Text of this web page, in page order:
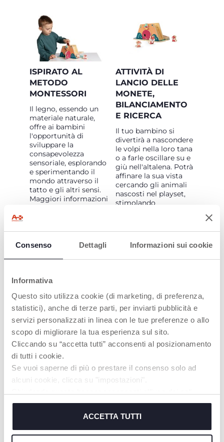
Consenso Dettagli Informazioni sui cookie
Informativa
Questo sito utilizza cookie (di marketing, di preferenza,
statistici), anche di terze parti, per inviarti pubblicità e
servizi personalizzati in linea con le tue preferenze o allo
scopo di migliorare la tua esperienza sul sito.
Cliccando su “accetta tutti” acconsenti al posizionamento
di tutti i cookie.
Se vuoi saperne di più o prestare il consenso solo ad
alcuni cookie, clicca su "impostazioni".
cookie tecnici, indispensabili per fruire del servizio
ACCETTA TUTTI
ISPIRATO AL
METODO
MONTESSORI
Il legno, essendo un
materiale naturale,
offre ai bambini
l'opportunità di
sviluppare la
consapevolezza
sensoriale, esplorando
e sperimentando il
mondo attraverso il
tatto e gli altri sensi.
Maggiori informazioni
ATTIVITÀ DI
LANCIO DELLE
MONETE,
BILANCIAMENTO
E RICERCA
Il tuo bambino si
divertirà a nascondere
le volpi nella loro tana
o a farle oscillare su e
giù nell'altalena. Potrà
affinare la sua vista
cercando gli animali
nascosti nel playset,
stimolando
LEGNO
CERTIFICATO
I personaggi e i set da
wood Friends" sono
realizzati in legno